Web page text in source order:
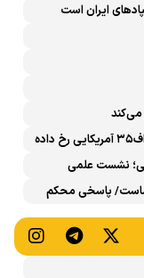
ایران است
از سال ۲۰۱۸ تاکنون، ۱۴ حادثه برای جنگنده‌های اف۳۵ آمریکایی رخ داده
نشست علمی
خامنه‌ای» برگزار
ماست/ پاسخی محکم